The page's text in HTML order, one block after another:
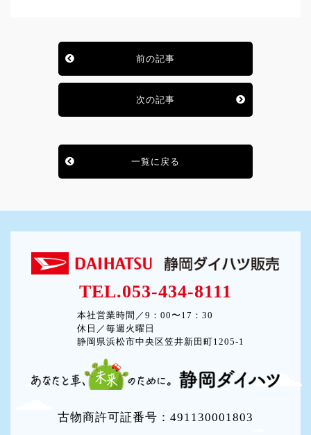
前の記事
次の記事
一覧に戻る
TEL.053-434-8111
本社営業時間／9：00〜17：30
休日／毎週火曜日
静岡県浜松市中央区笠井新田町1205-1
古物商許可証番号：491130001803